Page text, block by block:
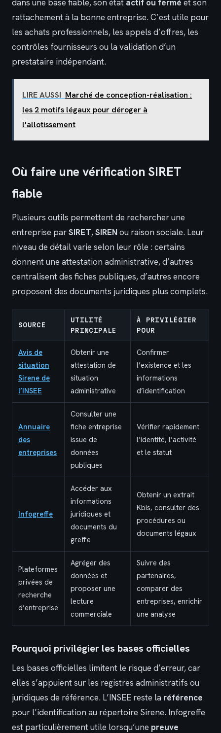
dans une base fiable, son état actif ou fermé et son
rattachement à la bonne entreprise. C’est utile pour
les achats professionnels, les appels d’offres, les
contrôles fournisseurs ou la validation d’un
prestataire indépendant.
LIRE AUSSI Marché de conception-réalisation :
les 2 motifs légaux pour déroger à
l'allotissement
Où faire une vérification SIRET
fiable
Plusieurs outils permettent de rechercher une
entreprise parSIRET,SIRENou raison sociale. Leur
niveau de détail varie selon leur rôle : certains
donnent une attestation administrative, d’autres
centralisent des fiches publiques, d’autres encore
proposent des documents juridiques plus complets.
SOURCE
UTILITÉ
PRINCIPALE
À PRIVILÉGIER
POUR
Avis de
situation
Sirene de
l’INSEE
Obtenir une
attestation de
situation
administrative
Confirmer
l’existence et les
informations
d’identification
Annuaire
des
entreprises
Consulter une
fiche entreprise
issue de
données
publiques
Vérifier rapidement
l’identité, l’activité
et le statut
Infogreffe
Accéder aux
informations
juridiques et
documents du
greffe
Obtenir un extrait
Kbis, consulter des
procédures ou
documents légaux
Plateformes
privées de
recherche
d’entreprise
Agréger des
données et
proposer une
lecture
commerciale
Suivre des
partenaires,
comparer des
entreprises, enrichir
une analyse
Pourquoi privilégier les bases officielles
Les bases officielles limitent le risque d’erreur, car
elles s’appuient sur les registres administratifs ou
juridiques de référence. L’INSEE reste la référence
pour l’identification au répertoire Sirene. Infogreffe
est particulièrement utile lorsqu’une preuve